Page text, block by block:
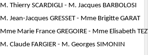
M. Thierry SCARDIGLI - M. Jacques BARBOLOSI
M. Jean-Jacques GRESSET - Mme Brigitte GARAT
Mme Marie France GREGOIRE - Mme Elisabeth
M. Claude FARGIER - M. Georges SIMONIN